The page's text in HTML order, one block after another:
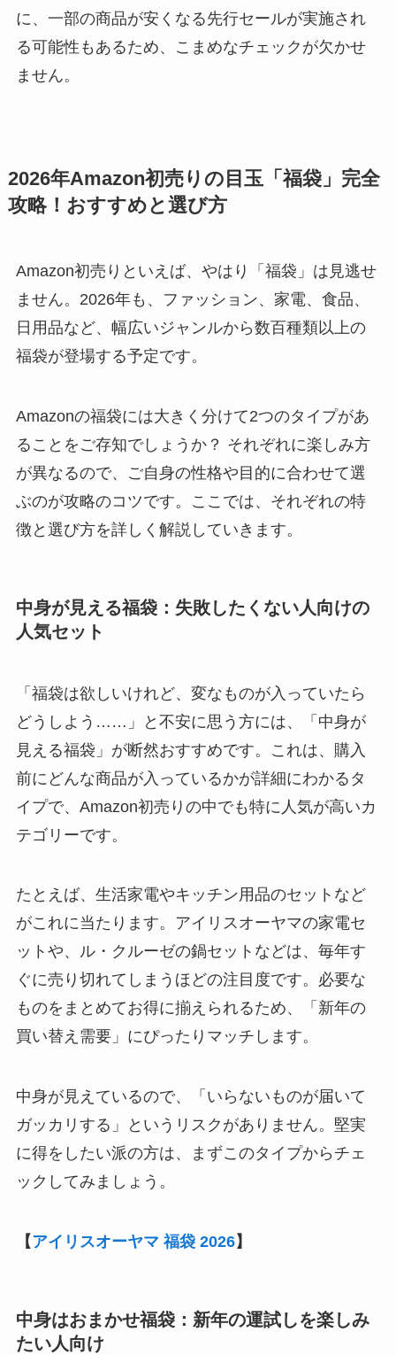
に、一部の商品が安くなる先行セールが実施され
る可能性もあるため、こまめなチェックが欠かせ
ません。
2026年Amazon初売りの目玉「福袋」完全
攻略！おすすめと選び方
Amazon初売りといえば、やはり「福袋」は見逃せ
ません。2026年も、ファッション、家電、食品、
日用品など、幅広いジャンルから数百種類以上の
福袋が登場する予定です。
Amazonの福袋には大きく分けて2つのタイプがあ
ることをご存知でしょうか？ それぞれに楽しみ方
が異なるので、ご自身の性格や目的に合わせて選
ぶのが攻略のコツです。ここでは、それぞれの特
徴と選び方を詳しく解説していきます。
中身が見える福袋：失敗したくない人向けの
人気セット
「福袋は欲しいけれど、変なものが入っていたら
どうしよう……」と不安に思う方には、「中身が
見える福袋」が断然おすすめです。これは、購入
前にどんな商品が入っているかが詳細にわかるタ
イプで、Amazon初売りの中でも特に人気が高いカ
テゴリーです。
たとえば、生活家電やキッチン用品のセットなど
がこれに当たります。アイリスオーヤマの家電セ
ットや、ル・クルーゼの鍋セットなどは、毎年す
ぐに売り切れてしまうほどの注目度です。必要な
ものをまとめてお得に揃えられるため、「新年の
買い替え需要」にぴったりマッチします。
中身が見えているので、「いらないものが届いて
ガッカリする」というリスクがありません。堅実
に得をしたい派の方は、まずこのタイプからチェ
ックしてみましょう。
【アイリスオーヤマ 福袋 2026】
中身はおまかせ福袋：新年の運試しを楽しみ
たい人向け